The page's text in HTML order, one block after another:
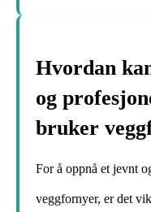
Hvordan
og
bruker
For å oppnå et jevnt
veggfornyer, er det